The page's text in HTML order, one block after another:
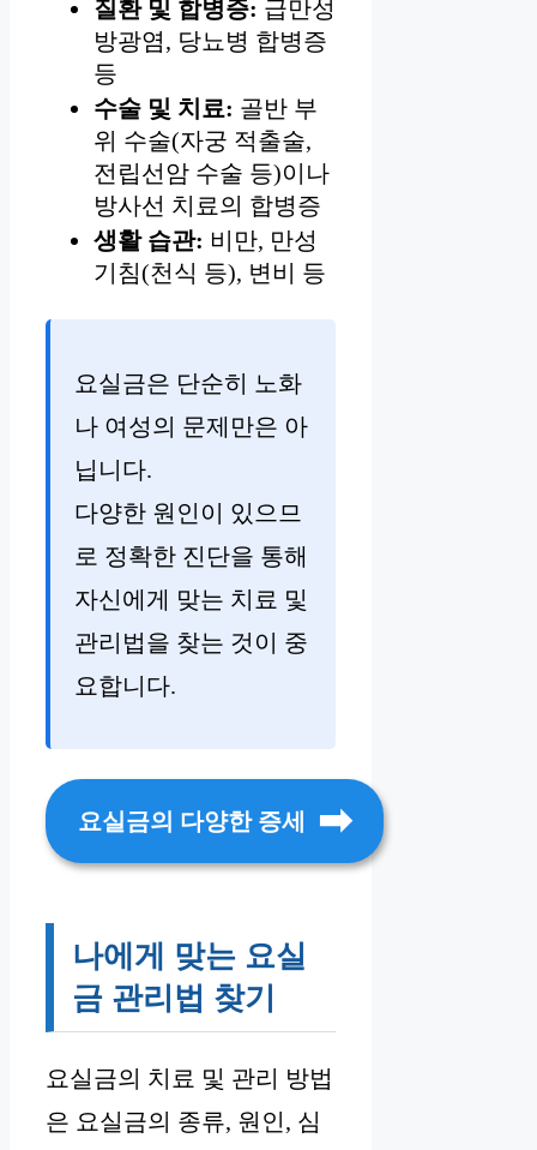
질환 및 합병증: 급만성
방광염, 당뇨병 합병증
등
수술 및 치료: 골반 부
위 수술(자궁 적출술,
전립선암 수술 등)이나
방사선 치료의 합병증
생활 습관: 비만, 만성
기침(천식 등), 변비 등
요실금은 단순히 노화
나 여성의 문제만은 아
닙니다.
다양한 원인이 있으므
로 정확한 진단을 통해
자신에게 맞는 치료 및
관리법을 찾는 것이 중
요합니다.
요실금의 다양한 증세
나에게 맞는 요실
금 관리법 찾기
요실금의 치료 및 관리 방법
은 요실금의 종류, 원인, 심